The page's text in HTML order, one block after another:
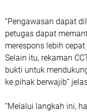
“Pengawasan dapat
petugas dapat
merespons lebih
Selain itu, rekaman
bukti untuk
ke pihak berwajib”
“Melalui langkah ini,